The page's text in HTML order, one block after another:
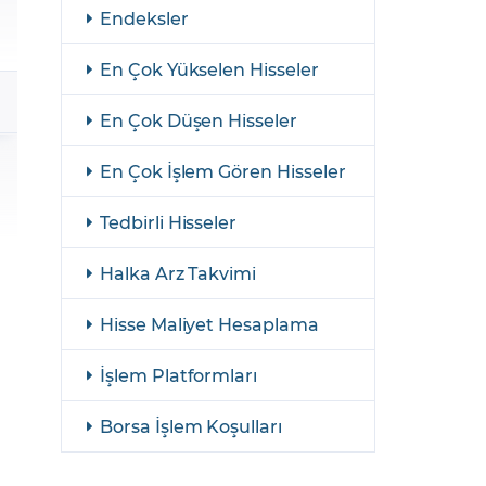
GCM Borsa Trader Eğitim Videoları
Endeksler
En Çok Yükselen Hisseler
En Çok Düşen Hisseler
En Çok İşlem Gören Hisseler
Tedbirli Hisseler
Halka Arz Takvimi
Hisse Maliyet Hesaplama
İşlem Platformları
Borsa İşlem Koşulları